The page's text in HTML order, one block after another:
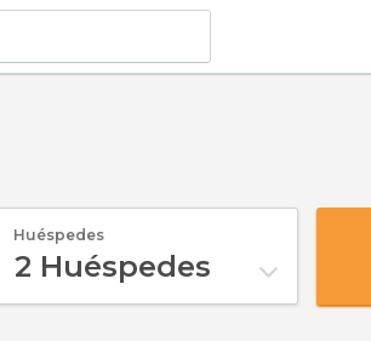
Huéspedes
2 Huéspedes